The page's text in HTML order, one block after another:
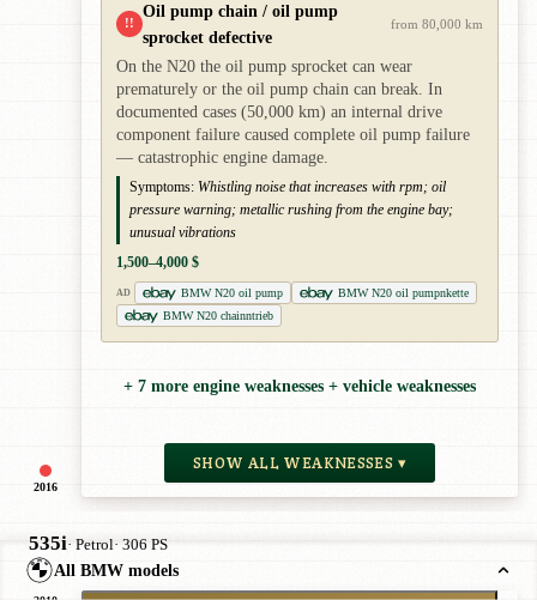
2016
!!
Oil pump chain / oil pump
sprocket defective
from 80,000 km
On the N20 the oil pump sprocket can wear
prematurely or the oil pump chain can break. In
documented cases (50,000 km) an internal drive
component failure caused complete oil pump failure
— catastrophic engine damage.
Symptoms: Whistling noise that increases with rpm; oil
pressure warning; metallic rushing from the engine bay;
unusual vibrations
1,500–4,000 $
AD BMW N20 oil pump
BMW N20 oil pumpnkette
BMW N20 chainntrieb
+ 7 more engine weaknesses + vehicle weaknesses
SHOW ALL WEAKNESSES ▾
535i· Petrol· 306 PS
All BMW models